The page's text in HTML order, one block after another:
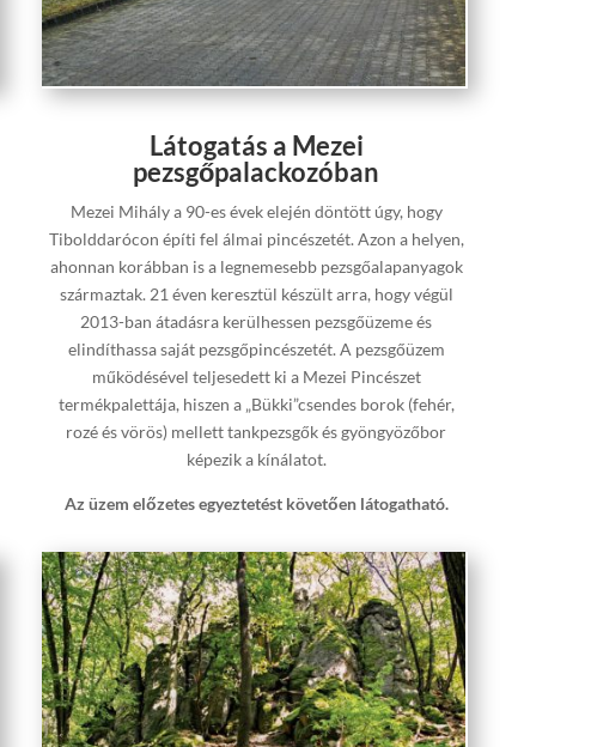
Látogatás a Mezei
pezsgőpalackozóban
Mezei Mihály a 90-es évek elején döntött úgy, hogy
Tibolddarócon építi fel álmai pincészetét. Azon a helyen,
ahonnan korábban is a legnemesebb pezsgőalapanyagok
származtak. 21 éven keresztül készült arra, hogy végül
2013-ban átadásra kerülhessen pezsgőüzeme és
elindíthassa saját pezsgőpincészetét. A pezsgőüzem
működésével teljesedett ki a Mezei Pincészet
termékpalettája, hiszen a „Bükki”csendes borok (fehér,
rozé és vörös) mellett tankpezsgők és gyöngyözőbor
képezik a kínálatot.
Az üzem előzetes egyeztetést követően látogatható.